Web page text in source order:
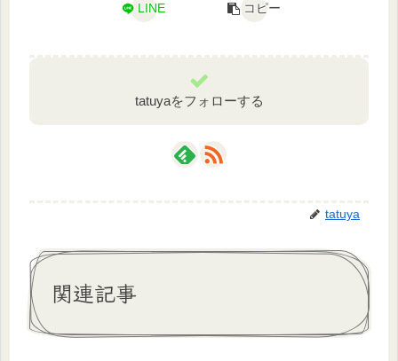
LINE コピー
tatuyaをフォローする
tatuya
関連記事